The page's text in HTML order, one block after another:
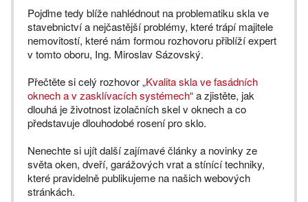
Pojďme tedy blíže nahlédnout na problematiku skla ve
stavebnictví a nejčastější problémy, které trápí majitele
nemovitostí, které nám formou rozhovoru přiblíží expert
v tomto oboru, Ing. Miroslav Sázovský.
Přečtěte si celý rozhovor „Kvalita skla ve fasádních
oknech a v zasklívacích systémech“ a zjistěte, jak
dlouhá je životnost izolačních skel v oknech a co
představuje dlouhodobé rosení pro sklo.
Nenechte si ujít další zajímavé články a novinky ze
světa oken, dveří, garážových vrat a stínící techniky,
které pravidelně publikujeme na našich webových
stránkách.